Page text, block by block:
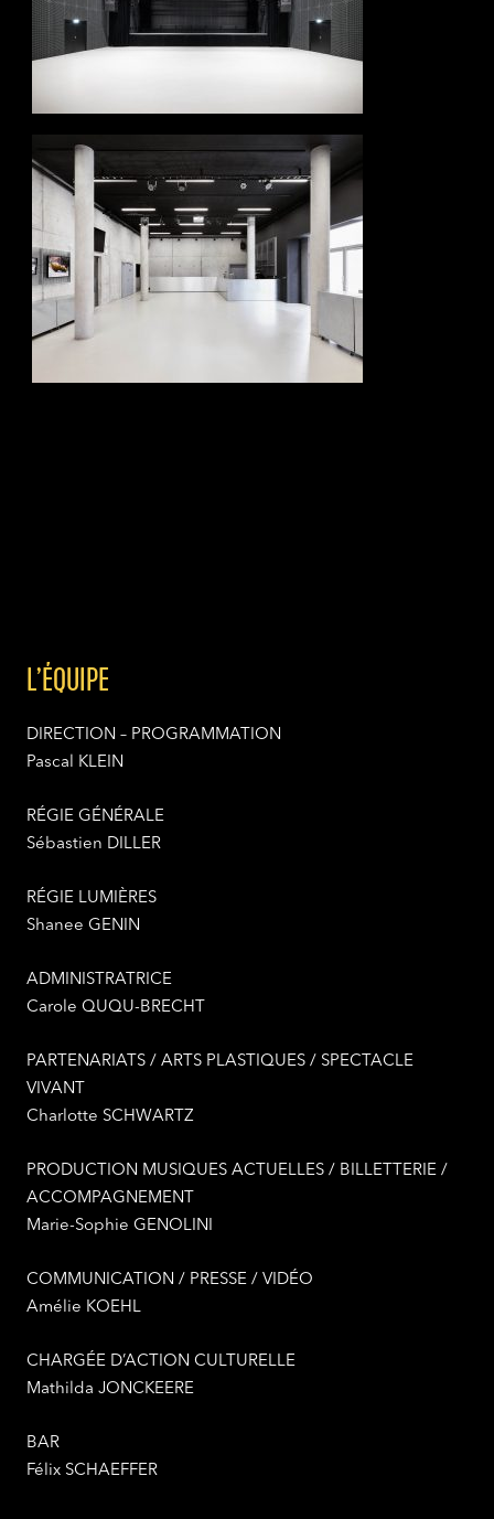
L’ÉQUIPE
DIRECTION – PROGRAMMATION
Pascal KLEIN
RÉGIE GÉNÉRALE
Sébastien DILLER
RÉGIE LUMIÈRES
Shanee GENIN
ADMINISTRATRICE
Carole QUQU-BRECHT
PARTENARIATS / ARTS PLASTIQUES / SPECTACLE
VIVANT
Charlotte SCHWARTZ
PRODUCTION MUSIQUES ACTUELLES / BILLETTERIE /
ACCOMPAGNEMENT
Marie-Sophie GENOLINI
COMMUNICATION / PRESSE / VIDÉO
Amélie KOEHL
CHARGÉE D’ACTION CULTURELLE
Mathilda JONCKEERE
BAR
Félix SCHAEFFER